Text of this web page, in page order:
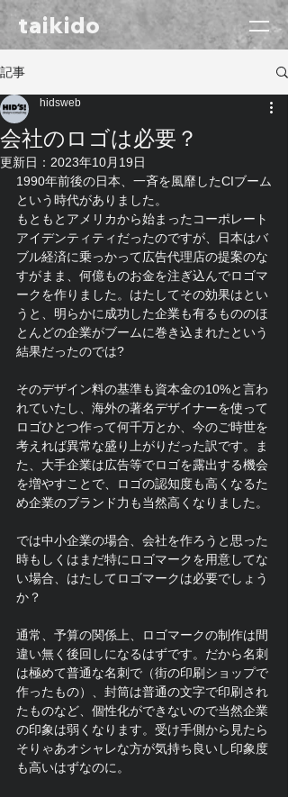
taikido
記事
会社のロゴは必要？
hidsweb
更新日： 2023年10月19日
1990年前後の日本 、一斉を風靡したCIブーム
という時代がありました。
もともとアメリカから始まったコーポレート
アイデンティティだったのですが、日本はバ
ブル経済に乗っかって広告代理店の提案のな
すがまま、何億ものお金を注ぎ込んでロゴマ
ークを作りました。はたしてその効果はとい
うと、明らかに成功した企業も有るもののほ
とんどの企業がブームに巻き込まれたという
結果だったのでは?
そのデザイン料の基準も資本金の10%と言わ
れていたし、海外の著名デザイナーを使って
ロゴひとつ作って何千万とか、今のご時世を
考えれば異常な盛り上がりだった訳です。ま
た、大手企業は広告等でロゴを露出する機会
を増やすことで、ロゴの認知度も高くなるた
め企業のブランド力も当然高くなりました。
では中小企業の場合、会社を作ろうと思った
時もしくはまだ特にロゴマークを用意してな
い場合、はたしてロゴマークは必要でしょう
か？
通常、予算の関係上、ロゴマークの制作は間
違い無く後回しになるはずです。だから名刺
は極めて普通な名刺で（街の印刷ショップで
作ったもの）、封筒は普通の文字で印刷され
たものなど、個性化ができないので当然企業
の印象は弱くなります。受け手側から見たら
そりゃあオシャレな方が気持ち良いし印象度
も高いはずなのに。